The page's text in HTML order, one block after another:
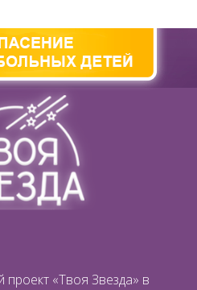
проект «Твоя Звезда» в